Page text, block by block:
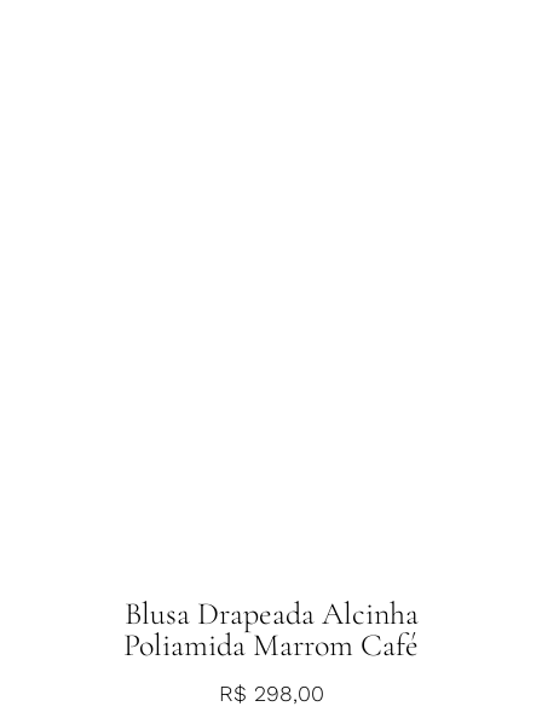
Blusa Drapeada Alcinha
Poliamida Marrom Café
R$ 298,00